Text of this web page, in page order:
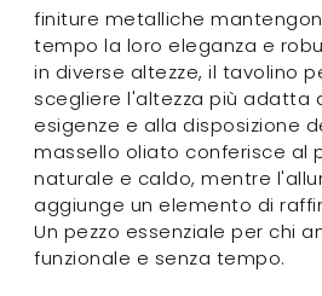
finiture metalliche
tempo la loro eleganza e
in diverse altezze, il tavolino
scegliere l'altezza più adatta
esigenze e alla disposizione
massello oliato conferisce al
naturale e caldo, mentre
aggiunge un elemento di
Un pezzo essenziale per chi
funzionale e senza tempo.